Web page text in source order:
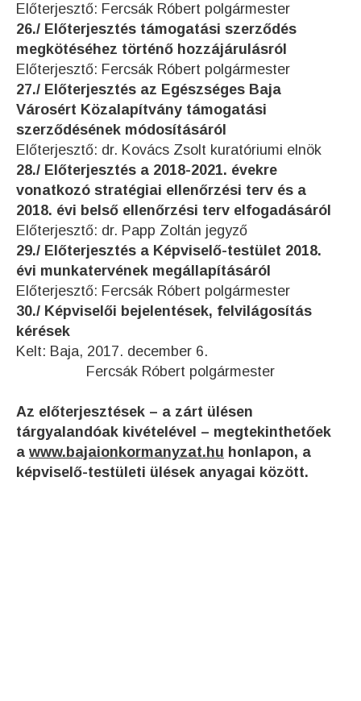
Előterjesztő: Fercsák Róbert polgármester
26./ Előterjesztés támogatási szerződés
megkötéséhez történő hozzájárulásról
Előterjesztő: Fercsák Róbert polgármester
27./ Előterjesztés az Egészséges Baja
Városért Közalapítvány támogatási
szerződésének módosításáról
Előterjesztő: dr. Kovács Zsolt kuratóriumi elnök
28./ Előterjesztés a 2018-2021. évekre
vonatkozó stratégiai ellenőrzési terv és a
2018. évi belső ellenőrzési terv elfogadásáról
Előterjesztő: dr. Papp Zoltán jegyző
29./ Előterjesztés a Képviselő-testület 2018.
évi munkatervének megállapításáról
Előterjesztő: Fercsák Róbert polgármester
30./ Képviselői bejelentések, felvilágosítás
kérések
Kelt: Baja, 2017. december 6.
Fercsák Róbert polgármester
Az előterjesztések – a zárt ülésen
tárgyalandóak kivételével – megtekinthetőek
a www.bajaionkormanyzat.hu honlapon, a
képviselő-testületi ülések anyagai között.